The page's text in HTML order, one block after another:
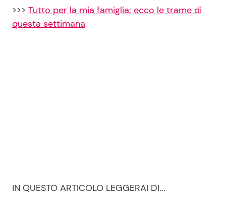
Pubblicità
Privacy Policy
>>> Tutto per la mia famiglia: ecco le trame di
questa settimana
IN QUESTO ARTICOLO LEGGERAI DI...